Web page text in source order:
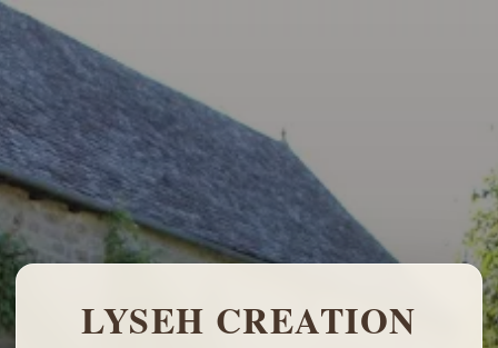
LYSEH CREATION